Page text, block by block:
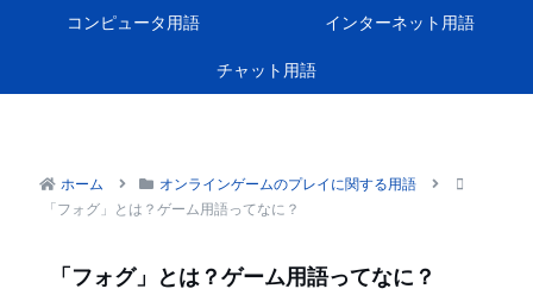
コンピュータ用語 インターネット用語
チャット用語
ホーム
オンラインゲームのプレイに関する用語
「フォグ」とは？ゲーム用語ってなに？
「フォグ」とは？ゲーム用語ってなに？